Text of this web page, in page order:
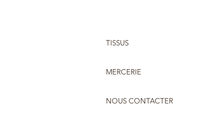
TISSUS
MERCERIE
NOUS CONTACTER